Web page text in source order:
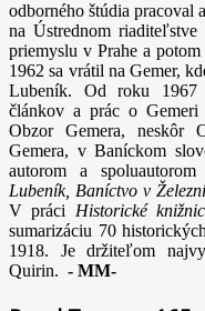
odborného štúdia pracoval
na Ústrednom
priemyslu v Prahe a
1962 sa vrátil na Gemer,
Lubeník. Od roku
článkov a prác o Gemeri
Obzor Gemera, neskôr
Gemera, v Baníckom
autorom a
Lubeník, Baníctvo v
V práci Historické
sumarizáciu 70
1918. Je držiteľom
Quirin. - MM-